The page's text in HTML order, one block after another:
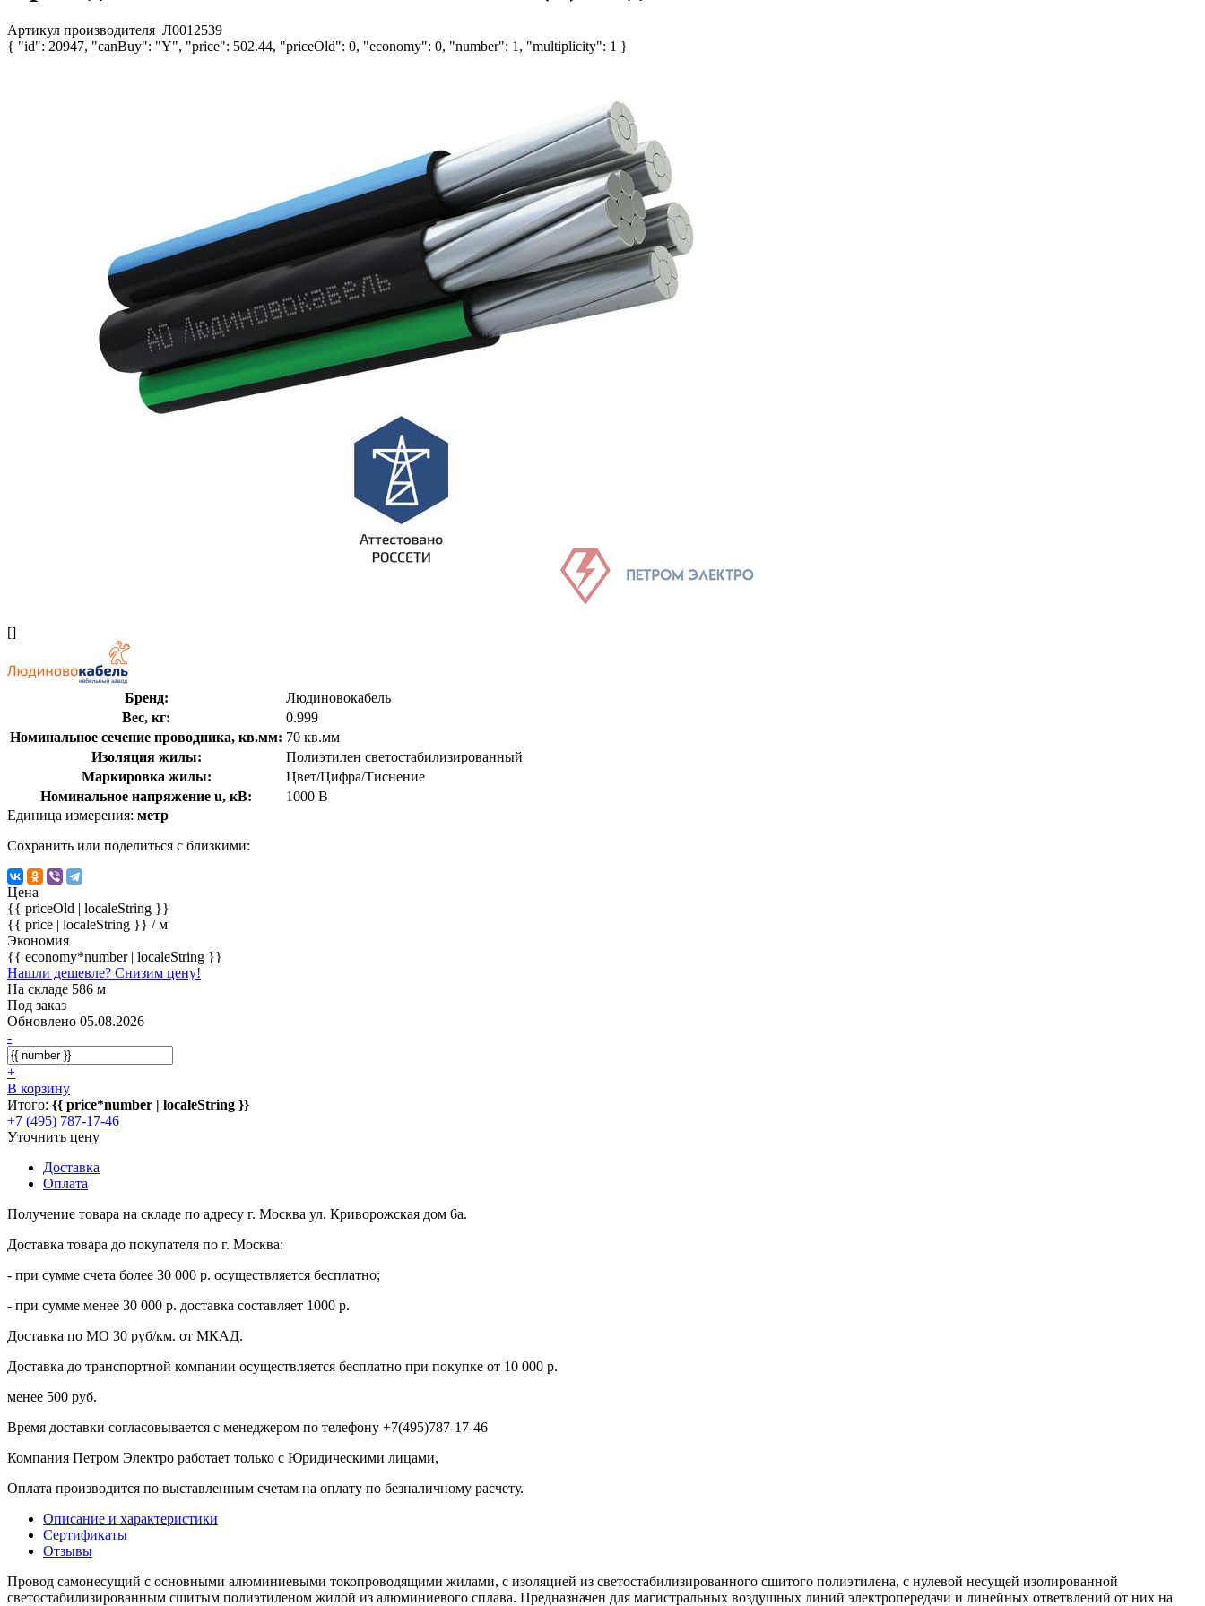
Артикул производителя Л0012539
{ "id": 20947, "canBuy": "Y", "price": 502.44, "priceOld": 0, "economy": 0, "number": 1, "multiplicity": 1 }
[]
Бренд:
Людиновокабель
Вес, кг:
0.999
Номинальное сечение проводника, кв.мм: 70 кв.мм
Изоляция жилы:
Полиэтилен светостабилизированный
Маркировка жилы:
Цвет/Цифра/Тиснение
Номинальное напряжение u, кВ:
1000 В
Единица измерения: метр
Сохранить или поделиться с близкими:
Цена
{{ priceOld | localeString }}
{{ price | localeString }} / м
Экономия
{{ economy*number | localeString }}
Нашли дешевле? Снизим цену!
На складе 586 м
Под заказ
Обновлено 05.08.2026
-
+
В корзину
Итого: {{ price*number | localeString }}
+7 (495) 787-17-46
Уточнить цену
Доставка
Оплата
Получение товара на складе по адресу г. Москва ул. Криворожская дом 6а.
Доставка товара до покупателя по г. Москва:
- при сумме счета более 30 000 р. осуществляется бесплатно;
- при сумме менее 30 000 р. доставка составляет 1000 р.
Доставка по МО 30 руб/км. от МКАД.
Доставка до транспортной компании осуществляется бесплатно при покупке от 10 000 р.
менее 500 руб.
Время доставки согласовывается с менеджером по телефону +7(495)787-17-46
Компания Петром Электро работает только с Юридическими лицами,
Оплата производится по выставленным счетам на оплату по безналичному расчету.
Описание и характеристики
Сертификаты
Отзывы
Провод самонесущий с основными алюминиевыми токопроводящими жилами, с изоляцией из светостабилизированного сшитого полиэтилена, с нулевой несущей изолированной
светостабилизированным сшитым полиэтиленом жилой из алюминиевого сплава. Предназначен для магистральных воздушных линий электропередачи и линейных ответвлений от них на